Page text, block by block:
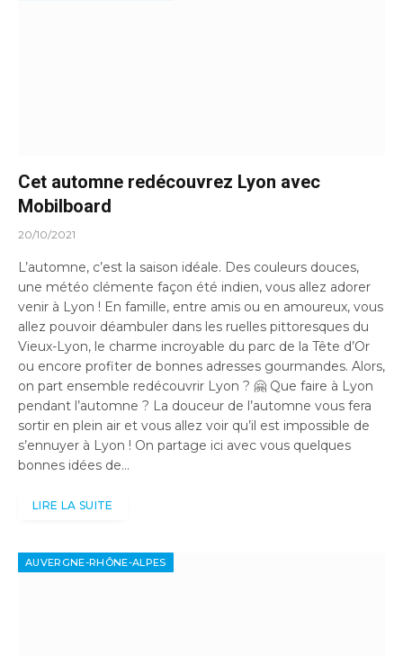
Cet automne redécouvrez Lyon avec
Mobilboard
20/10/2021
L’automne, c’est la saison idéale. Des couleurs douces,
une météo clémente façon été indien, vous allez adorer
venir à Lyon ! En famille, entre amis ou en amoureux, vous
allez pouvoir déambuler dans les ruelles pittoresques du
Vieux-Lyon, le charme incroyable du parc de la Tête d’Or
ou encore profiter de bonnes adresses gourmandes. Alors,
on part ensemble redécouvrir Lyon ? 🤗 Que faire à Lyon
pendant l’automne ? La douceur de l’automne vous fera
sortir en plein air et vous allez voir qu’il est impossible de
s’ennuyer à Lyon ! On partage ici avec vous quelques
bonnes idées de…
LIRE LA SUITE
AUVERGNE-RHÔNE-ALPES